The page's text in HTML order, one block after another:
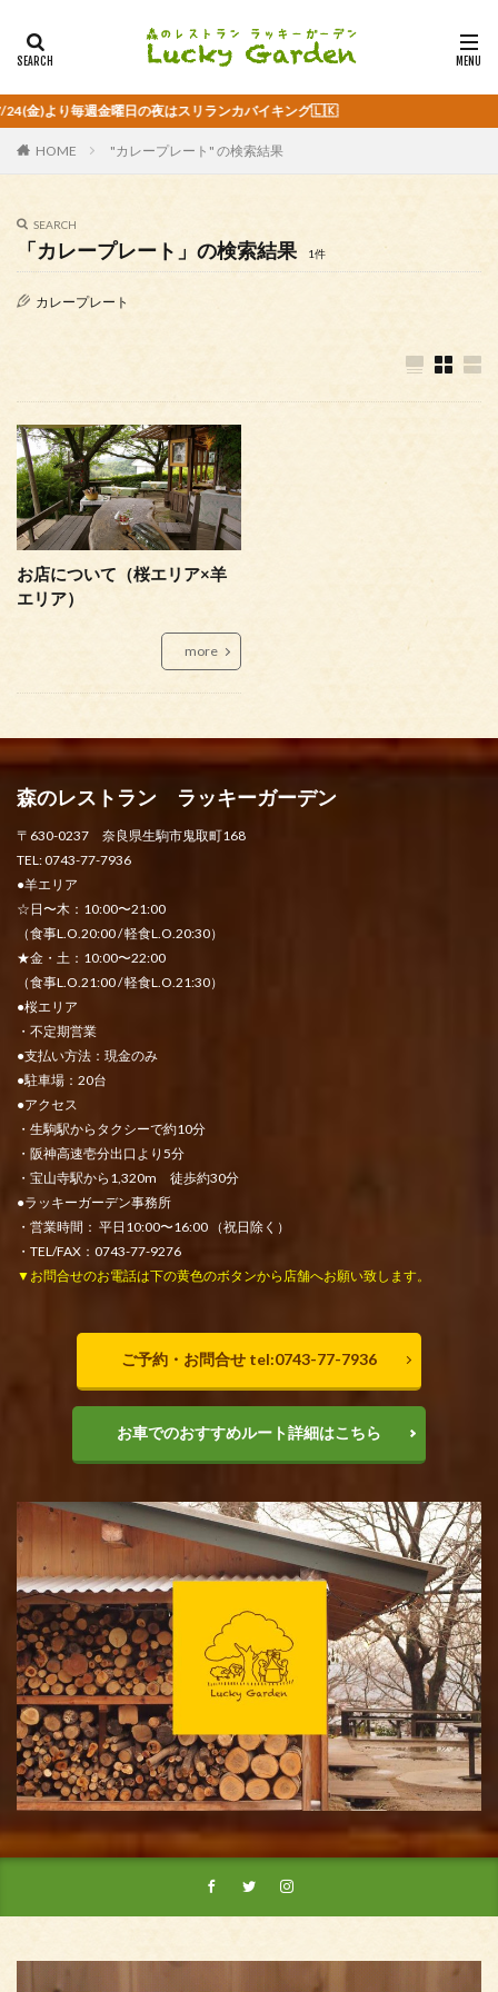
毎週金曜日の夜はスリランカバイキング🇱🇰
HOME "カレープレート" の検索結果
SEARCH
「カレープレート」の検索結果 1件
カレープレート
お店について（桜エリア×羊
エリア）
more
森のレストラン ラッキーガーデン
〒630-0237 奈良県生駒市鬼取町168
TEL: 0743-77-7936
●羊エリア
☆日〜木：10:00〜21:00
（食事L.O.20:00 / 軽食L.O.20:30）
★金・土：10:00〜22:00
（食事L.O.21:00 / 軽食L.O.21:30）
●桜エリア
・不定期営業
●支払い方法：現金のみ
●駐車場：20台
●アクセス
・生駒駅からタクシーで約10分
・阪神高速壱分出口より5分
・宝山寺駅から1,320m 徒歩約30分
●ラッキーガーデン事務所
・営業時間： 平日10:00〜16:00 （祝日除く）
・TEL/FAX：0743-77-9276
▼お問合せのお電話は下の黄色のボタンから店舗へお願い致します。
ご予約・お問合せ tel:0743-77-7936
お車でのおすすめルート詳細はこちら